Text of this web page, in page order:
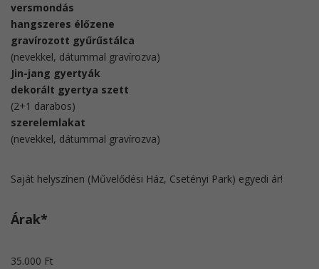
versmondás
hangszeres élőzene
gravírozott gyűrűstálca
(nevekkel, dátummal gravírozva)
Jin-jang gyertyák
dekorált gyertya szett
(2+1 darabos)
szerelemlakat
(nevekkel, dátummal gravírozva)
Saját helyszínen (Művelődési Ház, Csetényi Park) egyedi ár!
Árak​*
35.000 Ft